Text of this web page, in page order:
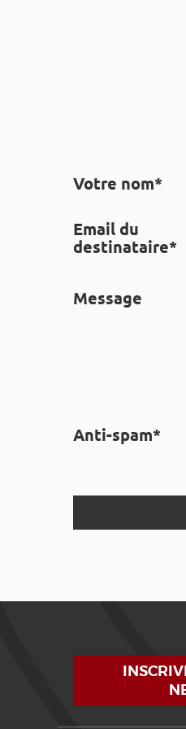
Votre nom*
Email du
destinataire*
Message
Anti-spam*